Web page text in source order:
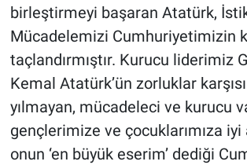
birleştirmeyi başaran Atatürk,
Mücadelemizi Cumhuriyetimizin
taçlandırmıştır. Kurucu liderimiz
Kemal Atatürk’ün zorluklar
yılmayan, mücadeleci ve kurucu
gençlerimize ve çocuklarımıza iyi
onun ‘en büyük eserim’ dediği